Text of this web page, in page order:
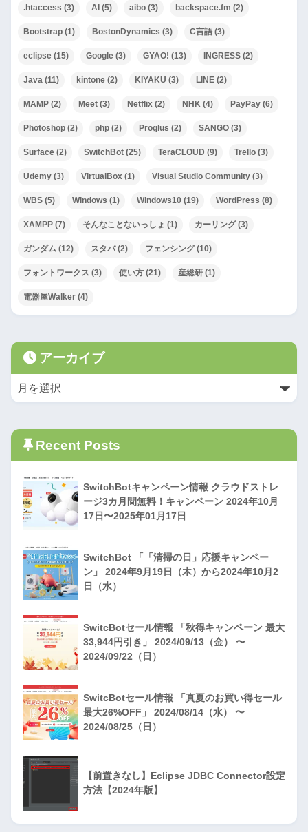
.htaccess (3) AI (5) aibo (3) backspace.fm (2)
Bootstrap (1) BostonDynamics (3) C言語 (3)
eclipse (15) Google (3) GYAO! (13) INGRESS (2)
Java (11) kintone (2) KIYAKU (3) LINE (2)
MAMP (2) Meet (3) Netflix (2) NHK (4) PayPay (6)
Photoshop (2) php (2) Proglus (2) SANGO (3)
Surface (2) SwitchBot (25) TeraCLOUD (9) Trello (3)
Udemy (3) VirtualBox (1) Visual Studio Community (3)
WBS (5) Windows (1) Windows10 (19) WordPress (8)
XAMPP (7) そんなことないっしょ (1) カーリング(3)
ガンダム (12) スタバ(2) フェンシング(10)
フォントワークス (3) 使い方 (21) 産総研 (1)
電器屋Walker (4)
アーカイブ
Recent Posts
SwitchBotキャンペーン情報 クラウドストレ
ージ3カ月間無料！キャンペーン 2024年10月
17日〜2025年01月17日
SwitchBot 「「清掃の日」応援キャンペー
ン」 2024年9月19日（木）から2024年10月2
日（水）
SwitcBotセール情報 「秋得キャンペーン 最大
33,944円引き」 2024/09/13（金） 〜
2024/09/22（日）
SwitcBotセール情報 「真夏のお買い得セール
最大26%OFF」 2024/08/14（水） 〜
2024/08/25（日）
【前置きなし】Eclipse JDBC Connector設定
方法【2024年版】